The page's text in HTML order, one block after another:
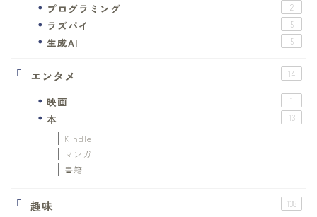
プログラミング 2
ラズパイ 5
生成AI 5
エンタメ 14
映画 1
本 13
Kindle
マンガ
書籍
趣味 138